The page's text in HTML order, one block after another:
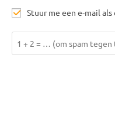
te
om
te
kunnen
reageren
Stuur me een e-mail
1